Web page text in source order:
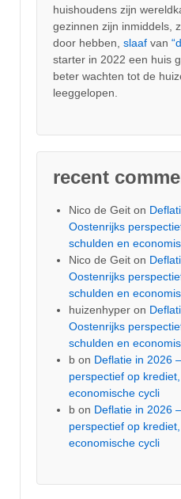
huishoudens zijn
gezinnen zijn inmiddels,
door hebben, slaaf van
starter in 2022 een huis
beter wachten tot de
leeggelopen.
recent
Nico de Geit on
Oostenrijks
schulden en
Nico de Geit on
Oostenrijks
schulden en
huizenhyper on
Oostenrijks
schulden en
b on Deflatie in 2026
perspectief op
economische cycli
b on Deflatie in 2026
perspectief op
economische cycli